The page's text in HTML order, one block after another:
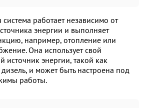
работает независимо от
энергии и выполняет
например, отопление или
Она использует свой
источник энергии, такой как
и может быть настроена под
работы.